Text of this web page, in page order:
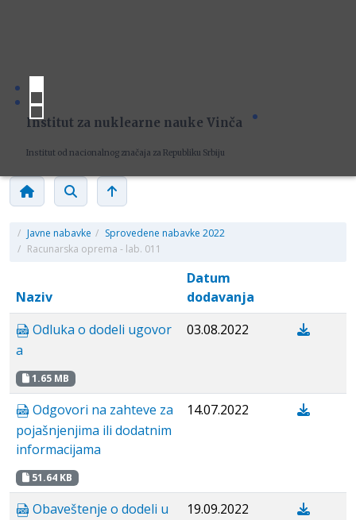
Institut za nuklearne nauke Vinča
Institut od nacionalnog značaja za Republiku Srbiju
/ Javne nabavke / Sprovedene nabavke 2022
/ Racunarska oprema - lab. 011
Naziv
Datum
dodavanja
Odluka o dodeli ugovor
a
1.65 MB
03.08.2022
Odgovori na zahteve za
pojašnjenjima ili dodatnim
informacijama
51.64 KB
14.07.2022
Obaveštenje o dodeli u
19.09.2022